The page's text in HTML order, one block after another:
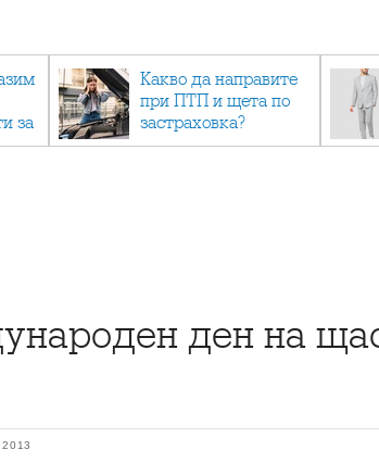
за
Какво да направите
при ПТП и щета по
застраховка?
ден на